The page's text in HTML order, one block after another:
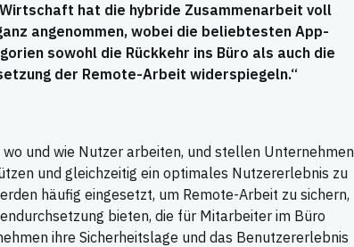
Wirtschaft hat die hybride Zusammenarbeit voll
angenommen, wobei die beliebtesten App-
sowohl die Rückkehr ins Büro als auch die
der Remote-Arbeit widerspiegeln.“
und wie Nutzer arbeiten, und stellen Unternehmen
und gleichzeitig ein optimales Nutzererlebnis zu
häufig eingesetzt, um Remote-Arbeit zu sichern,
bieten, die für Mitarbeiter im Büro
ihre Sicherheitslage und das Benutzererlebnis